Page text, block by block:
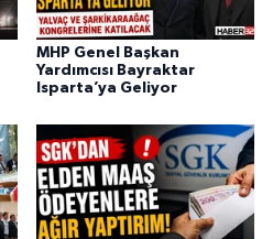
MHP Genel Başkan
Yardımcısı Bayraktar
Isparta’ya Geliyor